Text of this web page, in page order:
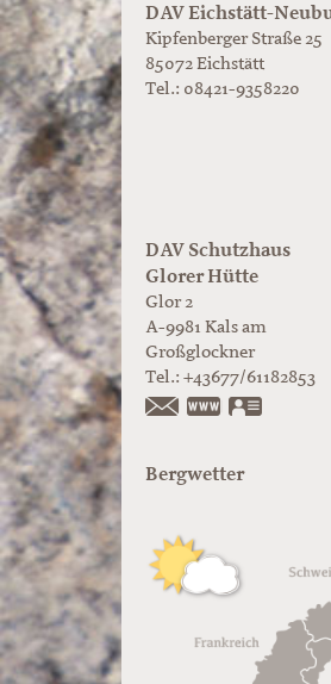
DAV Eichstätt-
Kipfenberger Straße 25
85072 Eichstätt
Tel.: 08421-9358220
DAV Schutzhaus
Glorer Hütte
Glor 2
A-9981 Kals am
Großglockner
Tel.: +43677/61182853
https://
Bergwetter